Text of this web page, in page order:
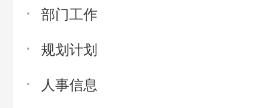
部门工作
规划计划
人事信息